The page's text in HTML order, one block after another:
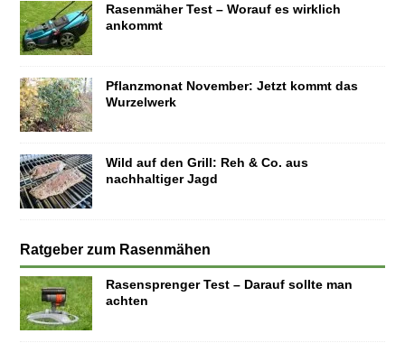
Rasenmäher Test – Worauf es wirklich
ankommt
Pflanzmonat November: Jetzt kommt das
Wurzelwerk
Wild auf den Grill: Reh & Co. aus
nachhaltiger Jagd
Ratgeber zum Rasenmähen
Rasensprenger Test – Darauf sollte man
achten